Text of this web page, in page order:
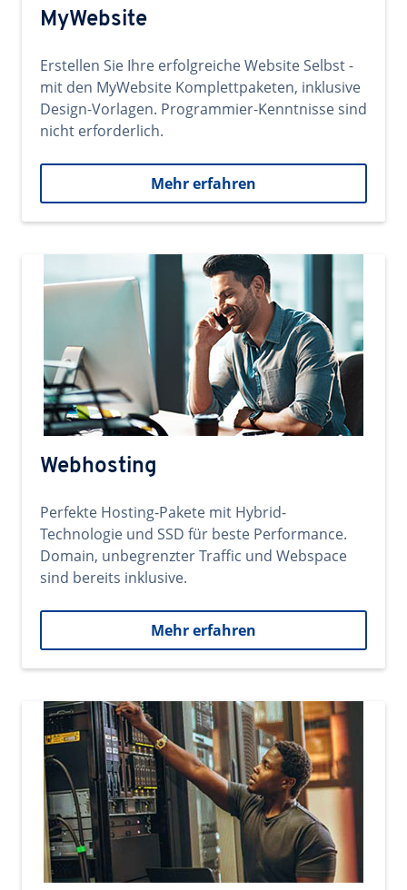
MyWebsite
Erstellen Sie Ihre erfolgreiche Website Selbst -
mit den MyWebsite Komplettpaketen, inklusive
Design-Vorlagen. Programmier-Kenntnisse sind
nicht erforderlich.
Mehr erfahren
Webhosting
Perfekte Hosting-Pakete mit Hybrid-
Technologie und SSD für beste Performance.
Domain, unbegrenzter Traffic und Webspace
sind bereits inklusive.
Mehr erfahren